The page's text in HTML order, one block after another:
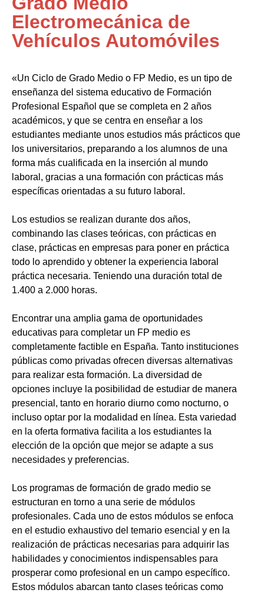
Electromecánica de
Vehículos Automóviles
«Un Ciclo de Grado Medio o FP Medio, es un tipo de
enseñanza del sistema educativo de Formación
Profesional Español que se completa en 2 años
académicos, y que se centra en enseñar a los
estudiantes mediante unos estudios más prácticos que
los universitarios, preparando a los alumnos de una
forma más cualificada en la inserción al mundo
laboral, gracias a una formación con prácticas más
específicas orientadas a su futuro laboral.
Los estudios se realizan durante dos años,
combinando las clases teóricas, con prácticas en
clase, prácticas en empresas para poner en práctica
todo lo aprendido y obtener la experiencia laboral
práctica necesaria. Teniendo una duración total de
1.400 a 2.000 horas.
Encontrar una amplia gama de oportunidades
educativas para completar un FP medio es
completamente factible en España. Tanto instituciones
públicas como privadas ofrecen diversas alternativas
para realizar esta formación. La diversidad de
opciones incluye la posibilidad de estudiar de manera
presencial, tanto en horario diurno como nocturno, o
incluso optar por la modalidad en línea. Esta variedad
en la oferta formativa facilita a los estudiantes la
elección de la opción que mejor se adapte a sus
necesidades y preferencias.
Los programas de formación de grado medio se
estructuran en torno a una serie de módulos
profesionales. Cada uno de estos módulos se enfoca
en el estudio exhaustivo del temario esencial y en la
realización de prácticas necesarias para adquirir las
habilidades y conocimientos indispensables para
prosperar como profesional en un campo específico.
Estos módulos abarcan tanto clases teóricas como